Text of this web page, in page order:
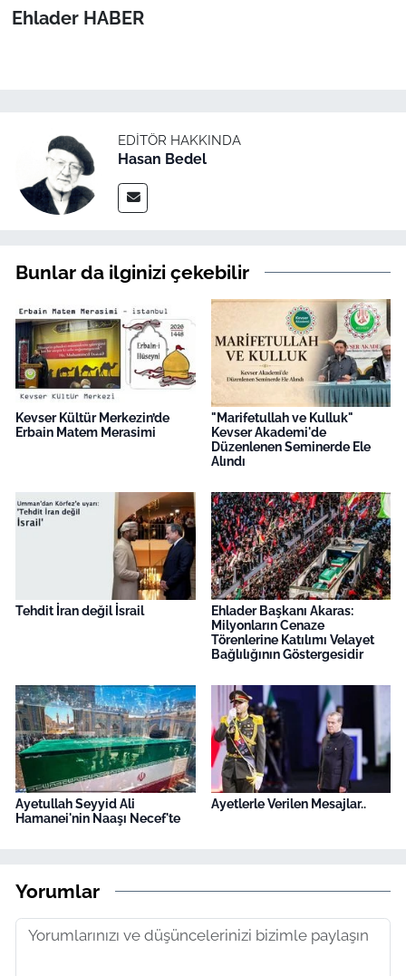
Ehlader HABER
EDITÖR HAKKINDA
Hasan Bedel
Bunlar da ilginizi çekebilir
Kevser Kültür Merkezin’de
Erbain Matem Merasimi
"Marifetullah ve Kulluk"
Kevser Akademi'de
Düzenlenen Seminerde Ele
Alındı
Tehdit İran değil İsrail
Ehlader Başkanı Akaras:
Milyonların Cenaze
Törenlerine Katılımı Velayet
Bağlılığının Göstergesidir
Ayetullah Seyyid Ali
Hamanei'nin Naaşı Necef'te
Ayetlerle Verilen Mesajlar..
Yorumlar